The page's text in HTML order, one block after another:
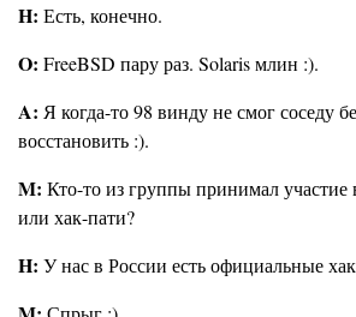
H: Есть, конечно.
O: FreeBSD пару раз. Solaris млин :).
A: Я когда-то 98 винду не смог соседу
восстановить :).
M: Кто-то из группы принимал участие
или хак-пати?
H: У нас в России есть официальные